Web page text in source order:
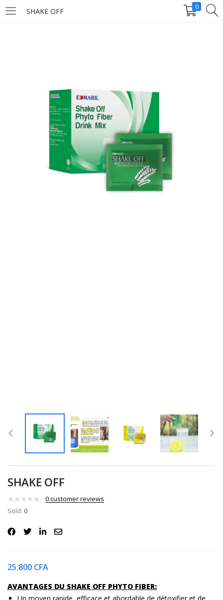
SHAKE OFF 0
Remember me
Login
Lost password?
SHAKE OFF
0customer reviews
Sold: 0
25.800 CFA
AVANTAGES DU SHAKE OFF PHYTO FIBER: